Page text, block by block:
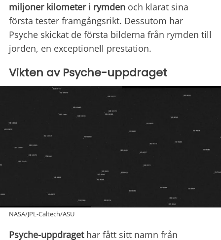
miljoner kilometer i rymden och klarat sina
första tester framgångsrikt. Dessutom har
Psyche skickat de första bilderna från rymden till
jorden, en exceptionell prestation.
Vikten av Psyche-uppdraget
NASA/JPL-Caltech/ASU
Psyche-uppdragethar fått sitt namn från